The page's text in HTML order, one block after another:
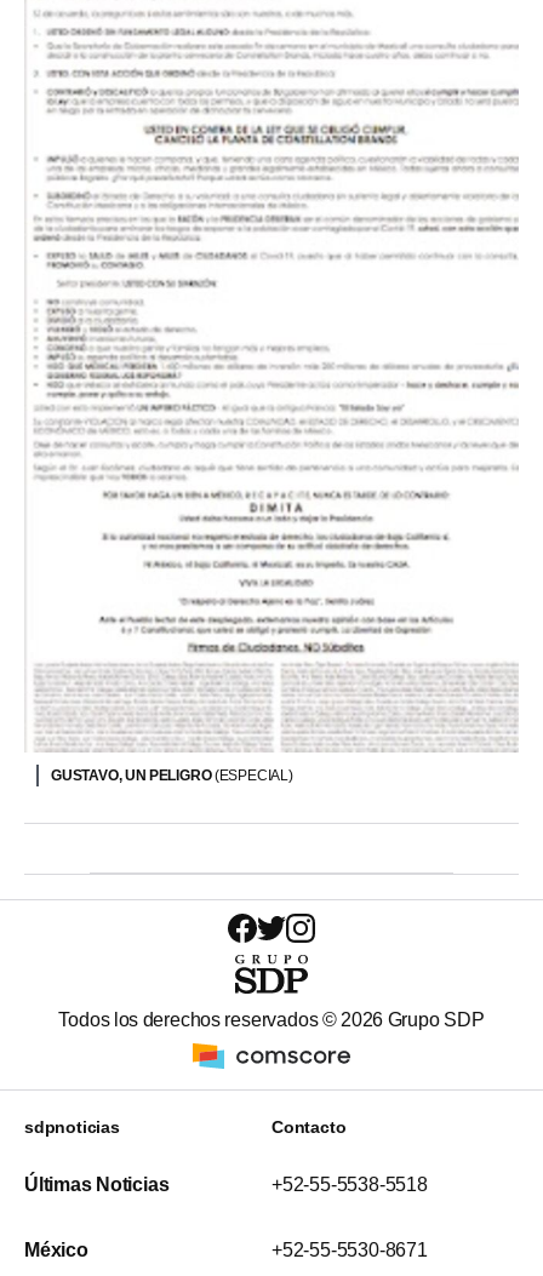
GUSTAVO, UN PELIGRO(ESPECIAL)
Todos los derechos reservados © 2026 Grupo SDP
sdpnoticias
Últimas Noticias
México
Contacto
+52-55-5538-5518
+52-55-5530-8671